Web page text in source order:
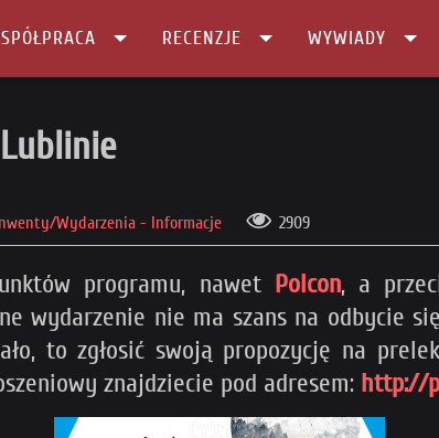
RECENZJE WYWIADY
Wydarzenia - Informacje 2909
programu, nawet Polcon, a
wydarzenie nie ma szans na odbycie
to zgłosić swoją propozycję na
znajdziecie pod adresem: http://